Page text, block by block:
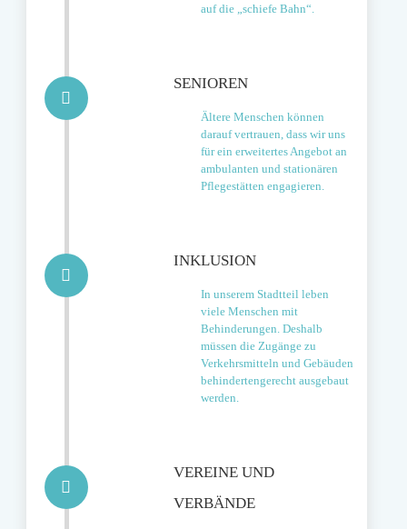
auf die „schiefe Bahn“.
SENIOREN
Ältere Menschen können
darauf vertrauen, dass wir uns
für ein erweitertes Angebot an
ambulanten und stationären
Pflegestätten engagieren.
INKLUSION
In unserem Stadtteil leben
viele Menschen mit
Behinderungen. Deshalb
müssen die Zugänge zu
Verkehrsmitteln und Gebäuden
behindertengerecht ausgebaut
werden.
VEREINE UND
VERBÄNDE